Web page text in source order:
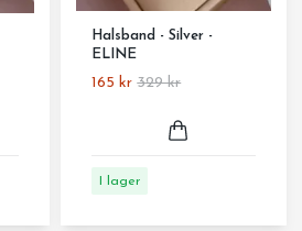
Halsband - Silver -
ELINE
165 kr 329 kr
I lager